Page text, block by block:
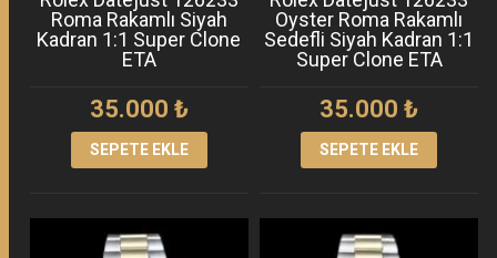
Roma Rakamlı Siyah
Kadran 1:1 Super Clone
ETA
35.000 ₺
SEPETE EKLE
Oyster Roma Rakamlı
Sedefli Siyah Kadran 1:1
Super Clone ETA
35.000₺
SEPETE EKLE